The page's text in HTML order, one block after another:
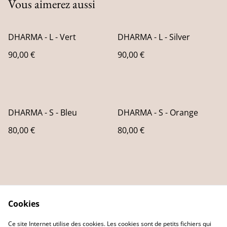
Vous aimerez aussi
DHARMA - L - Vert
90,00 €
DHARMA - L - Silver
90,00 €
DHARMA - S - Bleu
80,00 €
DHARMA - S - Orange
80,00 €
Mentions légales Conditions générales
Cookies
Ce site Internet utilise des cookies. Les cookies sont de petits fichiers qui